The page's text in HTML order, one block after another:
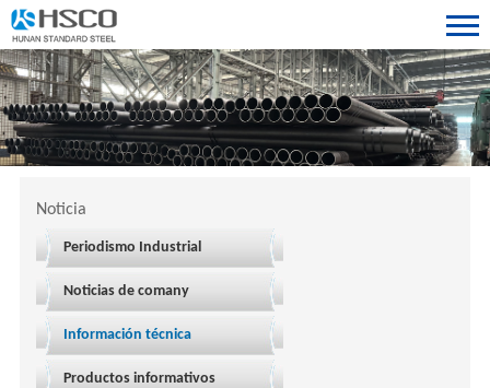
Noticia
Periodismo Industrial
Noticias de comany
Información técnica
Productos informativos